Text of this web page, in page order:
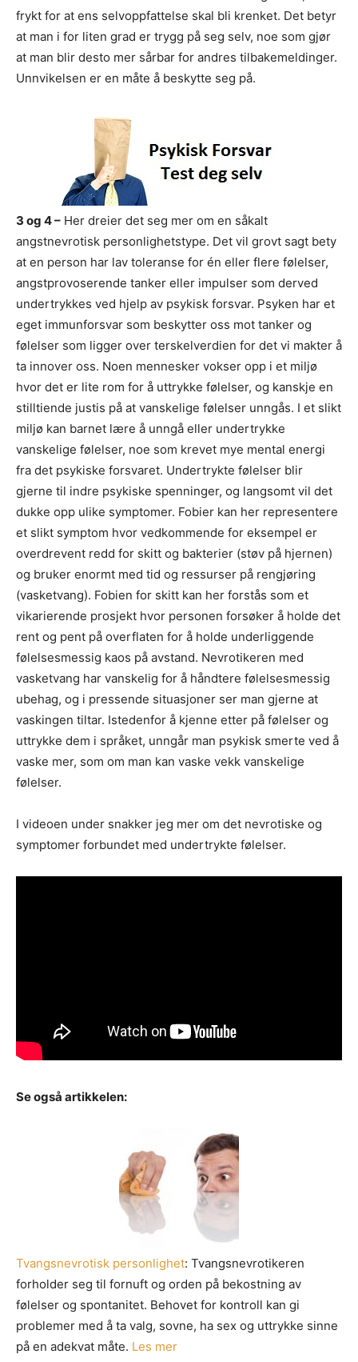
frykt for at ens selvoppfattelse skal bli krenket. Det betyr
at man i for liten grad er trygg på seg selv, noe som gjør
at man blir desto mer sårbar for andres tilbakemeldinger.
Unnvikelsen er en måte å beskytte seg på.
3 og 4 – Her dreier det seg mer om en såkalt
angstnevrotisk personlighetstype. Det vil grovt sagt bety
at en person har lav toleranse for én eller flere følelser,
angstprovoserende tanker eller impulser som derved
undertrykkes ved hjelp av psykisk forsvar. Psyken har et
eget immunforsvar som beskytter oss mot tanker og
følelser som ligger over terskelverdien for det vi makter å
ta innover oss. Noen mennesker vokser opp i et miljø
hvor det er lite rom for å uttrykke følelser, og kanskje en
stilltiende justis på at vanskelige følelser unngås. I et slikt
miljø kan barnet lære å unngå eller undertrykke
vanskelige følelser, noe som krevet mye mental energi
fra det psykiske forsvaret. Undertrykte følelser blir
gjerne til indre psykiske spenninger, og langsomt vil det
dukke opp ulike symptomer. Fobier kan her representere
et slikt symptom hvor vedkommende for eksempel er
overdrevent redd for skitt og bakterier (støv på hjernen)
og bruker enormt med tid og ressurser på rengjøring
(vasketvang). Fobien for skitt kan her forstås som et
vikarierende prosjekt hvor personen forsøker å holde det
rent og pent på overflaten for å holde underliggende
følelsesmessig kaos på avstand. Nevrotikeren med
vasketvang har vanskelig for å håndtere følelsesmessig
ubehag, og i pressende situasjoner ser man gjerne at
vaskingen tiltar. Istedenfor å kjenne etter på følelser og
uttrykke dem i språket, unngår man psykisk smerte ved å
vaske mer, som om man kan vaske vekk vanskelige
følelser.
I videoen under snakker jeg mer om det nevrotiske og
symptomer forbundet med undertrykte følelser.
Se også artikkelen:
Tvangsnevrotisk personlighet: Tvangsnevrotikeren
forholder seg til fornuft og orden på bekostning av
følelser og spontanitet. Behovet for kontroll kan gi
problemer med å ta valg, sovne, ha sex og uttrykke sinne
på en adekvat måte. Les mer